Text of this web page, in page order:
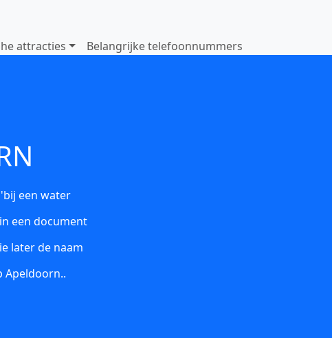
attracties Belangrijke telefoonnummers
een water
een document
later de naam
Apeldoorn..